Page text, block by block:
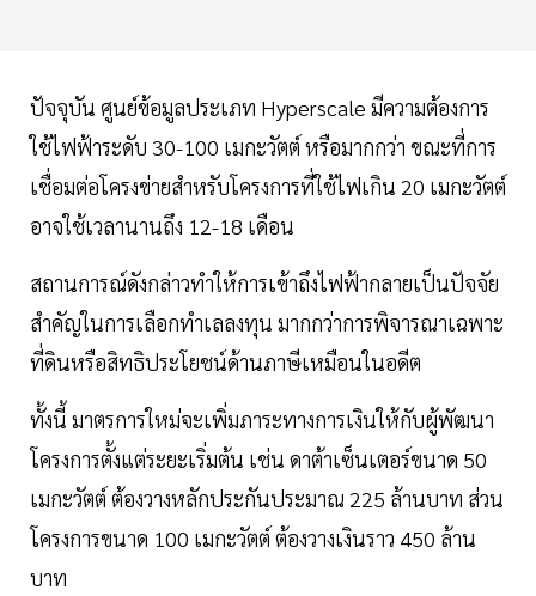
ปัจจุบัน ศูนย์ข้อมูลประเภท Hyperscale มีความต้องการ
ใช้ไฟฟ้าระดับ 30-100 เมกะวัตต์ หรือมากกว่า ขณะที่การ
เชื่อมต่อโครงข่ายสำหรับโครงการที่ใช้ไฟเกิน 20 เมกะวัตต์
อาจใช้เวลานานถึง 12-18 เดือน
สถานการณ์ดังกล่าวทำให้การเข้าถึงไฟฟ้ากลายเป็นปัจจัย
สำคัญในการเลือกทำเลลงทุน มากกว่าการพิจารณาเฉพาะ
ที่ดินหรือสิทธิประโยชน์ด้านภาษีเหมือนในอดีต
ทั้งนี้ มาตรการใหม่จะเพิ่มภาระทางการเงินให้กับผู้พัฒนา
โครงการตั้งแต่ระยะเริ่มต้น เช่น ดาต้าเซ็นเตอร์ขนาด 50
เมกะวัตต์ ต้องวางหลักประกันประมาณ 225 ล้านบาท ส่วน
โครงการขนาด 100 เมกะวัตต์ ต้องวางเงินราว 450 ล้าน
บาท